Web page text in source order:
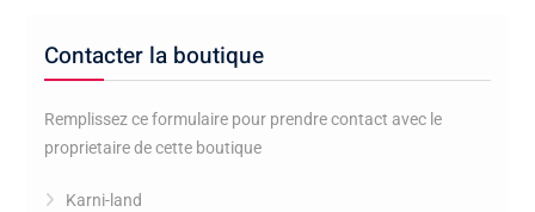
Contacter la boutique
Remplissez ce formulaire pour prendre contact avec le
proprietaire de cette boutique
Karni-land